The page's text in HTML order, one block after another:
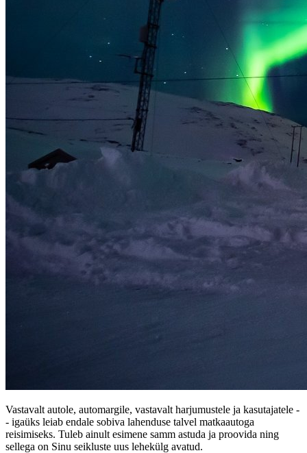
Vastavalt autole, automargile, vastavalt harjumustele ja kasutajatele -
- igaüks leiab endale sobiva lahenduse talvel matkaautoga
reisimiseks. Tuleb ainult esimene samm astuda ja proovida ning
sellega on Sinu seikluste uus lehekülg avatud.